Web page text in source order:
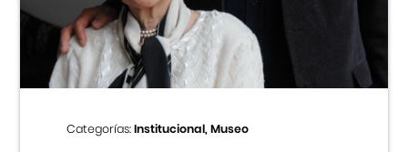
Centro Cultural Peruano Japonés
Cursos
Museo de la Inmigración Japonesa
Categorías:Institucional, Museo